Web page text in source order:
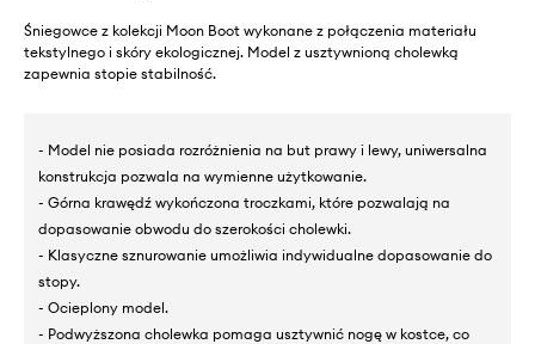
Śniegowce z kolekcji Moon Boot wykonane z połączenia materiału
tekstylnego i skóry ekologicznej. Model z usztywnioną cholewką
zapewnia stopie stabilność.
- Model nie posiada rozróżnienia na but prawy i lewy, uniwersalna
konstrukcja pozwala na wymienne użytkowanie.
- Górna krawędź wykończona troczkami, które pozwalają na
dopasowanie obwodu do szerokości cholewki.
- Klasyczne sznurowanie umożliwia indywidualne dopasowanie do
stopy.
- Ocieplony model.
- Podwyższona cholewka pomaga usztywnić nogę w kostce, co